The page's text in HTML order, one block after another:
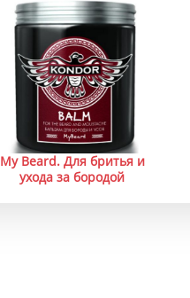
My Beard. Для бритья и
ухода за бородой